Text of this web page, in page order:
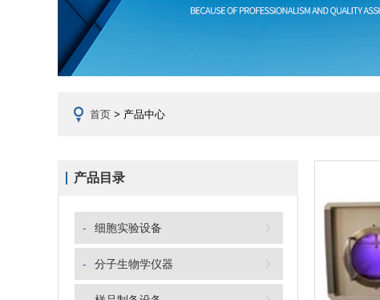
首页 > 产品中心
产品目录
- 细胞实验设备
- 分子生物学仪器